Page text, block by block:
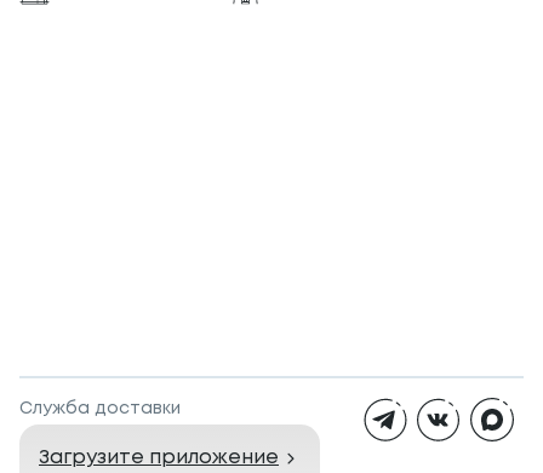
Служба доставки
Загрузите приложение